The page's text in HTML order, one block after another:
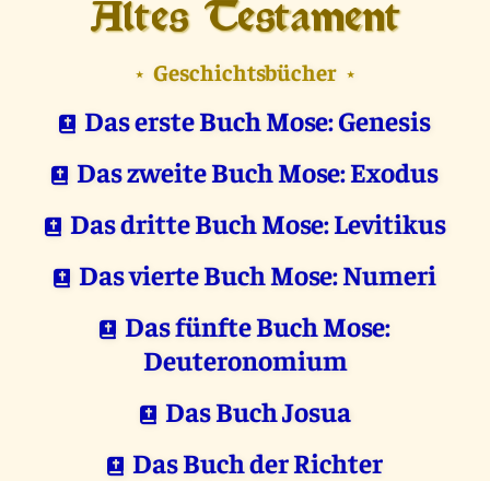
Altes Testament
⋆ Geschichtsbücher ⋆
Das erste Buch Mose: Genesis
Das zweite Buch Mose: Exodus
Das dritte Buch Mose: Levitikus
Das vierte Buch Mose: Numeri
Das fünfte Buch Mose:
Deuteronomium
Das Buch Josua
Das Buch der Richter